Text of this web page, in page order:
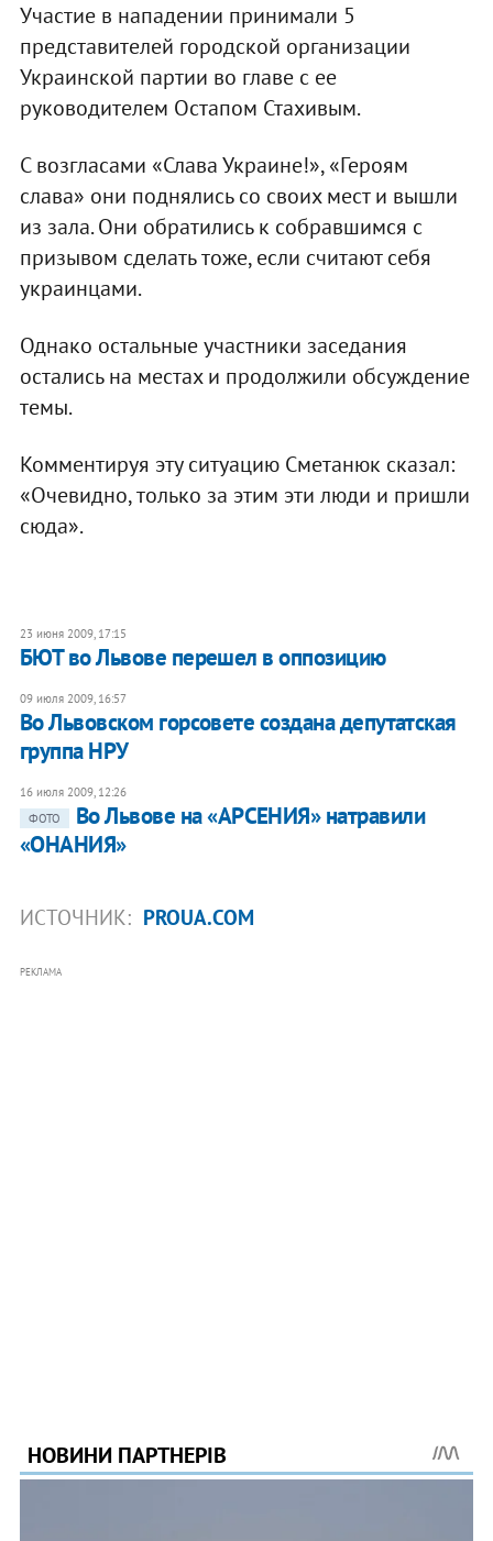
Участие в нападении принимали 5
представителей городской организации
Украинской партии во главе с ее
руководителем Остапом Стахивым.
С возгласами «Слава Украине!», «Героям
слава» они поднялись со своих мест и вышли
из зала. Они обратились к собравшимся с
призывом сделать тоже, если считают себя
украинцами.
Однако остальные участники заседания
остались на местах и продолжили обсуждение
темы.
Комментируя эту ситуацию Сметанюк сказал:
«Очевидно, только за этим эти люди и пришли
сюда».
23 июня 2009, 17:15
БЮТ во Львове перешел в оппозицию
09 июля 2009, 16:57
Во Львовском горсовете создана депутатская
группа НРУ
16 июля 2009, 12:26
ФОТО
Во Львове на «АРСЕНИЯ» натравили
«ОНАНИЯ»
ИСТОЧНИК: PROUA.COM
РЕКЛАМА